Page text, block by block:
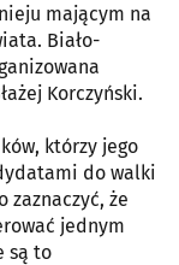
mającym na
Biało-
Korczyński.
którzy jego
do walki
zaznaczyć, że
jednym
są to